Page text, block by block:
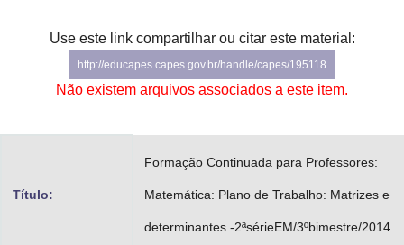
Gabinete de Segurança Institucional
Advocacia-Geral da União
Use este link compartilhar ou citar este material:
http://educapes.capes.gov.br/handle/capes/195118
Não existem arquivos associados a este item.
Título:
Formação Continuada para Professores:
Matemática: Plano de Trabalho: Matrizes e
determinantes -2ªsérieEM/3ºbimestre/2014